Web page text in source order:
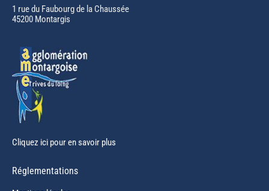
in
new
1 rue du Faubourg de la Chaussée
45200 Montargis
Cliquez ici pour en savoir plus
Réglementations